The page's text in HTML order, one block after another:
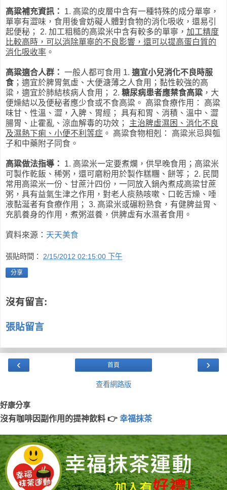
高粱補充資訊：
1. 高粱的皮層中含有一種特殊的成分單寧，
單寧有澀味，食用後會妨礙人體對食物的消化吸收，還易引
起便秘； 2. 加工粗糙的高粱米中含有較多的單寧， 加工精度
比較高時，可以消除單寧的不良影響，還可以提高蛋白質的
消化吸收率 。
高粱適合人群： 一般人都可食用 1. 適宜小兒消化不良時服
食 ；適宜於脾胃氣虛、大便溏薄之人食用；黏性較強的高
粱，適宜於肺結核病人食用； 2. 糖尿病患者應禁食高粱 ，大
便燥結以及便秘者應少食或不食高粱。 高粱食療作用： 高粱
味甘、性溫、澀，入脾、胃經； 具有和胃、消積、溫中、澀
腸胃、止霍亂、涼血解毒的功效； 主治脾虛濕困、消化不良
及濕熱下痢、小便不利等症 。 高粱食物相剋： 高粱米忌與瓠
子和中藥附子同食。
高粱做法指導：
1. 高粱米一定要煮爛，供早晚食用；高粱米
可製作乾飯、稀粥，還可磨粉用於製作糕糰、餅等； 2. 民間
常用高粱米一份、甘蔗汁四份，一同放入鍋內煮成高粱甘蔗
粥，具有益氣生津之作用，對老人痰熱咳嗽、口乾舌燥、唾
液黏涎者有食療作用； 3. 高粱米或碾粉熟食，有健脾益胃、
充肌養身的作用，煮粥滋養，供脾虛有水濕者食用。
資料來源： 天天美食
張貼時間： 2/15/2012 02:15:00 下午
分享
沒有留言:
張貼留言
‹ ›
首頁
查看網路版
好康分享
沒有咖啡因副作用的提神飲料 👉 幸福抹茶